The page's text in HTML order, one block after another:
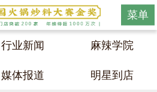
菜单
行业新闻 麻辣学院
媒体报道 明星到店